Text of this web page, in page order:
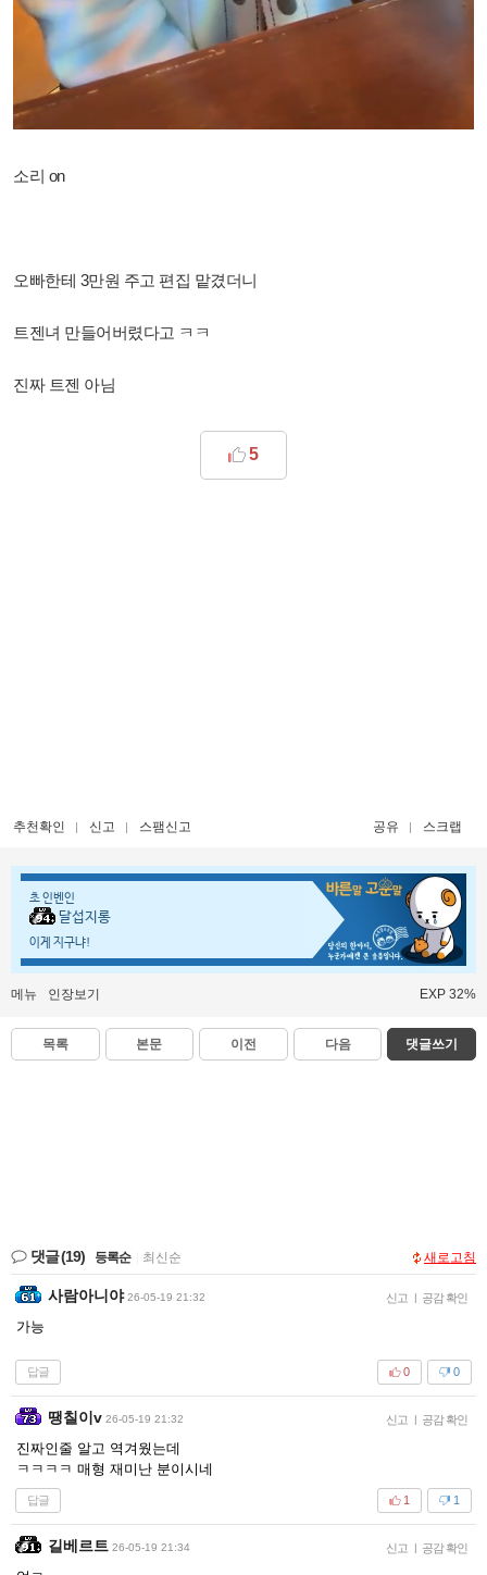
소리 on
오빠한테 3만원 주고 편집 맡겼더니
트젠녀 만들어버렸다고 ㅋㅋ
진짜 트젠 아님
5
추천확인 신고 스팸신고 공유 스크랩
초 인벤인
달섭지롱
이게 지구냐!
메뉴 인장보기 EXP 32%
목록 본문 이전 다음 댓글쓰기
댓글(19) 등록순 최신순 새로고침
사람아니야 26-05-19 21:32 신고 | 공감 확인
가능
답글 0
0
땡칠이v 26-05-19 21:32 신고 | 공감 확인
진짜인줄 알고 역겨웠는데
ㅋㅋㅋㅋ 매형 재미난 분이시네
답글 1
1
길베르트 26-05-19 21:34 신고 | 공감 확인